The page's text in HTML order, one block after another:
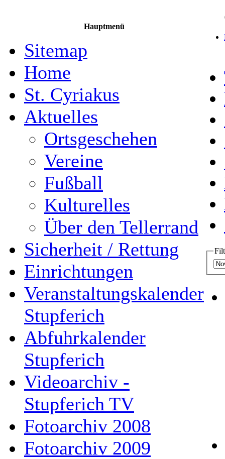
Hauptmenü
Sitemap
Home
St. Cyriakus
Aktuelles
Ortsgeschehen
Vereine
Fußball
Kulturelles
Über den Tellerrand
Sicherheit / Rettung
Einrichtungen
Veranstaltungskalender
Stupferich
Abfuhrkalender
Stupferich
Videoarchiv -
Stupferich TV
Fotoarchiv 2008
Fotoarchiv 2009